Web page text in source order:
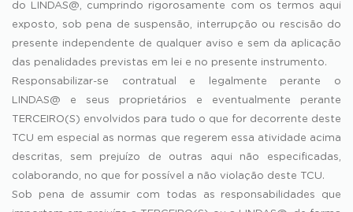
do LINDAS@, cumprindo rigorosamente com os termos aqui
exposto, sob pena de suspensão, interrupção ou rescisão do
presente independente de qualquer aviso e sem da aplicação
das penalidades previstas em lei e no presente instrumento.
Responsabilizar-se contratual e legalmente perante o
LINDAS@ e seus proprietários e eventualmente perante
TERCEIRO(S) envolvidos para tudo o que for decorrente deste
TCU em especial as normas que regerem essa atividade acima
descritas, sem prejuízo de outras aqui não especificadas,
colaborando, no que for possível a não violação deste TCU.
Sob pena de assumir com todas as responsabilidades que